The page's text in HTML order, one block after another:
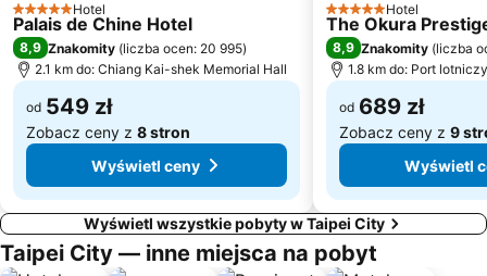
5 Kategoria
Hotel
Palais de Chine Hotel
8,9 Znakomity (liczba ocen: 20 995)
2.1 km do: Chiang Kai-shek Memorial Hall
od 549 zł
Zobacz ceny z 8 stron
Wyświetl ceny
5 Kategoria
Hotel
The Okura
8,9 Znakomity (liczba
1.8 km do: Port
od 689 zł
Zobacz ceny z 9
Wyświetl
Wyświetl wszystkie pobyty w Taipei City
Taipei City — inne miejsca na pobyt